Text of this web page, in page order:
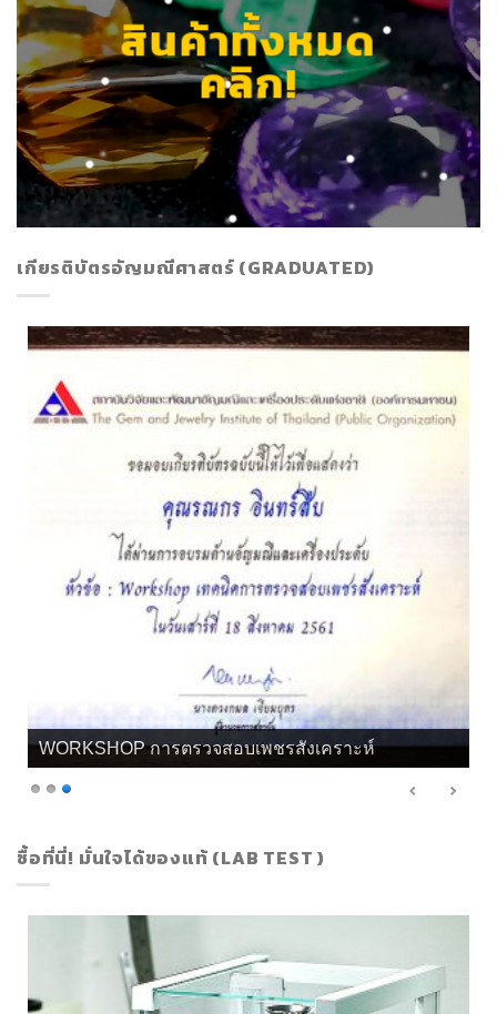
สินค้าทั้งหมด
คลิก!
เกียรติบัตรอัญมณีศาสตร์ (GRADUATED)
เกียรติบัตร จิวลี่ และอัญมณี คุณทิพย์
ซื้อที่นี่! มั่นใจได้ของแท้ (LAB TEST )